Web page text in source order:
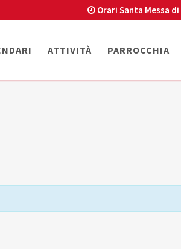
Orari Santa Messa
ATTIVITÀ PARROCCHIA